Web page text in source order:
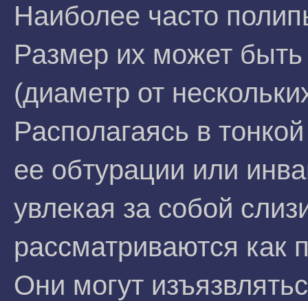
Наиболее часто
Размер их может
(диаметр от
Располагаясь в
ее обтурации или
увлекая за собой
рассматриваются как
Они могут